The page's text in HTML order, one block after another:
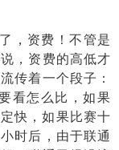
，资费！不管是
，资费的高低才
传着一个段子：
看怎么比，如果
快，如果比赛十
时后，由于联通